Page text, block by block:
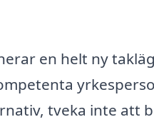
en helt ny
tveka inte att